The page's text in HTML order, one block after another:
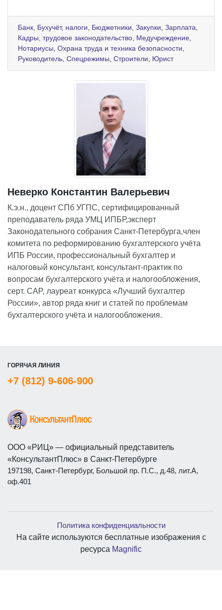
Банк Бухучёт, налоги Бюджетники Закупки Зарплата
Кадры, трудовое законодательство Медучреждение
Нотариусы Охрана труда и техника безопасности
Руководитель Спецрежимы Строители Юрист
Неверко Константин Валерьевич
К.э.н., доцент СПб УГПС, сертифицированный
преподаватель ряда УМЦ ИПБР,эксперт
Законодательного собрания Санкт-Петербурга,член
комитета по реформированию бухгалтерского учёта
ИПБ России, профессиональный бухгалтер и
налоговый консультант, консультант-практик по
вопросам бухгалтерского учёта и налогообложения,
серт. CAP, лауреат конкурса «Лучший бухгалтер
России», автор ряда книг и статей по проблемам
бухгалтерского учёта и налогообложения.
ГОРЯЧАЯ ЛИНИЯ
+7 (812) 9-606-900
ООО «РИЦ» — официальный представитель
«КонсультантПлюс» в Санкт-Петербурге
197198, Санкт-Петербург, Большой пр. П.С., д.48, лит.А,
оф.401
Политика конфиденциальности
На сайте используются бесплатные изображения с
ресурса Magnific